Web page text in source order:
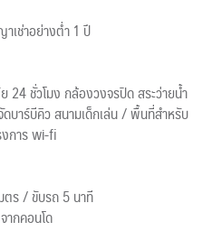
เช่าอย่างต่ำ 1 ปี
ชั่วโมง กล้องวงจรปิด สระว่ายน้ำ
บาร์บีคิว สนามเด็กเล่น / พื้นที่สำหรับ
งการ wi-fi
ตร / ขับรถ 5 นาที
ากคอนโด